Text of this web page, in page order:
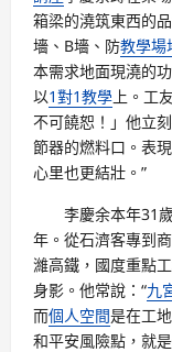
箱梁的澆筑東西的
墻、B墻、防教學場
本需求地面現澆的
以1對1教學 上。工
不可饒恕！」他立
節器的燃料口。表
心里也更結壯。”
李慶余本年31
年。從石濟客專到
濰高鐵，國度重點
身影。他常說：“九
而個人空間是在工
和平安風險點，就